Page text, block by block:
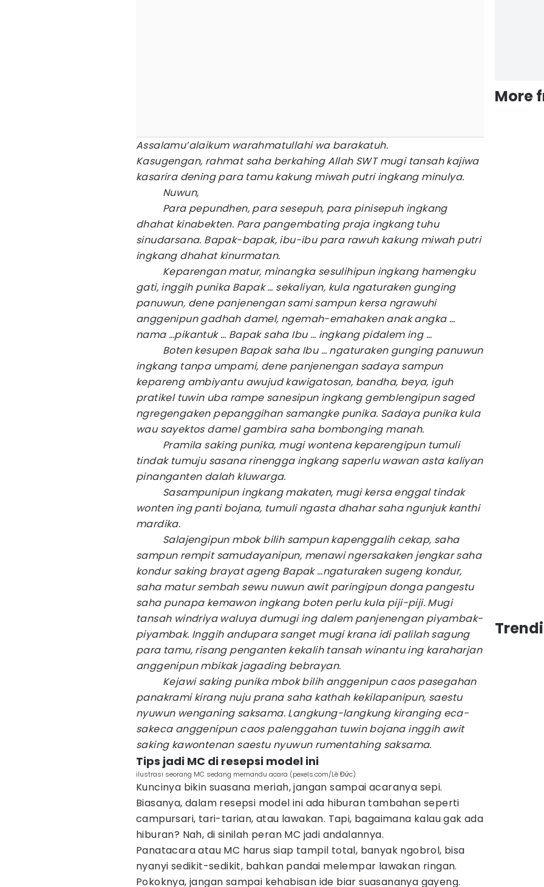
Assalamu’alaikum warahmatullahi wa barakatuh.
Kasugengan, rahmat saha berkahing Allah SWT mugi tansah kajiwa
kasarira dening para tamu kakung miwah putri ingkang minulya.
Nuwun,
Para pepundhen, para sesepuh, para pinisepuh ingkang
dhahat kinabekten. Para pangembating praja ingkang tuhu
sinudarsana. Bapak-bapak, ibu-ibu para rawuh kakung miwah putri
ingkang dhahat kinurmatan.
Keparengan matur, minangka sesulihipun ingkang hamengku
gati, inggih punika Bapak … sekaliyan, kula ngaturaken gunging
panuwun, dene panjenengan sami sampun kersa ngrawuhi
anggenipun gadhah damel, ngemah-emahaken anak angka …
nama …pikantuk … Bapak saha Ibu … ingkang pidalem ing …
Boten kesupen Bapak saha Ibu … ngaturaken gunging panuwun
ingkang tanpa umpami, dene panjenengan sadaya sampun
kepareng ambiyantu awujud kawigatosan, bandha, beya, iguh
pratikel tuwin uba rampe sanesipun ingkang gemblengipun saged
ngregengaken pepanggihan samangke punika. Sadaya punika kula
wau sayektos damel gambira saha bombonging manah.
Pramila saking punika, mugi wontena keparengipun tumuli
tindak tumuju sasana rinengga ingkang saperlu wawan asta kaliyan
pinanganten dalah kluwarga.
Sasampunipun ingkang makaten, mugi kersa enggal tindak
wonten ing panti bojana, tumuli ngasta dhahar saha ngunjuk kanthi
mardika.
Salajengipun mbok bilih sampun kapenggalih cekap, saha
sampun rempit samudayanipun, menawi ngersakaken jengkar saha
kondur saking brayat ageng Bapak …ngaturaken sugeng kondur,
saha matur sembah sewu nuwun awit paringipun donga pangestu
saha punapa kemawon ingkang boten perlu kula piji-piji. Mugi
tansah windriya waluya dumugi ing dalem panjenengan piyambak-
piyambak. Inggih andupara sanget mugi krana idi palilah sagung
para tamu, risang penganten kekalih tansah winantu ing karaharjan
anggenipun mbikak jagading bebrayan.
Kejawi saking punika mbok bilih anggenipun caos pasegahan
panakrami kirang nuju prana saha kathah kekilapanipun, saestu
nyuwun wenganing saksama. Langkung-langkung kiranging eca-
sakeca anggenipun caos palenggahan tuwin bojana inggih awit
saking kawontenan saestu nyuwun rumentahing saksama.
Tips jadi MC di resepsi model ini
ilustrasi seorang MC sedang memandu acara (pexels.com/Lê Đức)
Kuncinya bikin suasana meriah, jangan sampai acaranya sepi.
Biasanya, dalam resepsi model ini ada hiburan tambahan seperti
campursari, tari-tarian, atau lawakan. Tapi, bagaimana kalau gak ada
hiburan? Nah, di sinilah peran MC jadi andalannya.
Panatacara atau MC harus siap tampil total, banyak ngobrol, bisa
nyanyi sedikit-sedikit, bahkan pandai melempar lawakan ringan.
Pokoknya, jangan sampai kehabisan ide biar suasananya gayeng.
More